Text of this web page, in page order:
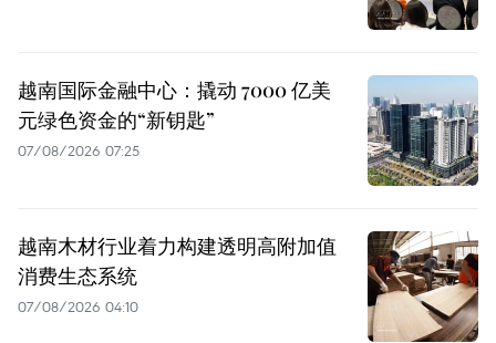
越南国际金融中心：撬动 7000 亿美
元绿色资金的“新钥匙”
07/08/2026 07:25
越南木材行业着力构建透明高附加值
消费生态系统
07/08/2026 04:10